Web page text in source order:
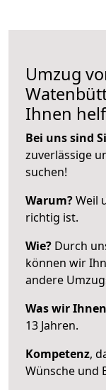
Umzug
Ihnen
Bei uns sind
zuverlässige
suchen!
Warum?Weil
richtig ist.
Wie? Durch
können wir
andere
Was wir
13 Jahren.
Kompetenz,
Wünsche und